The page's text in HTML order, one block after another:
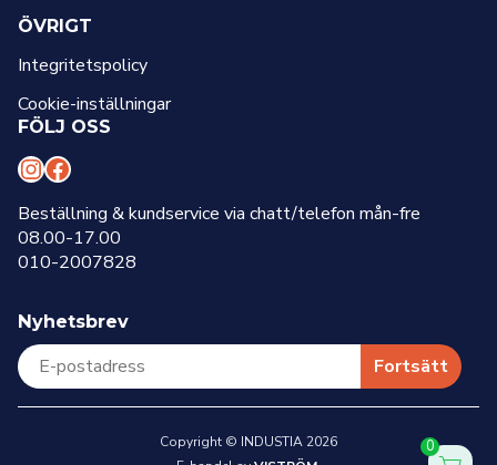
ÖVRIGT
Integritetspolicy
Cookie-inställningar
FÖLJ OSS
I
n
s
t
a
g
r
a
F
a
c
e
b
o
o
k
Beställning & kundservice via chatt/telefon mån-fre
08.00-17.00
010-2007828
Nyhetsbrev
Fortsätt
Copyright © INDUSTIA 2026
0